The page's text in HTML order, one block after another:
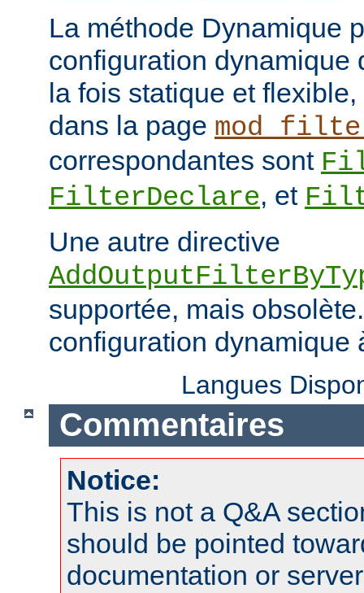
La méthode Dynamique
configuration dynamique
la fois statique et
dans la page
correspondantes sont
FilterDeclare, et
Une autre directive
supportée, mais
configuration dynamique
Langues
Commentaires
Notice:
This is not a Q&A
should be pointed
documentation or